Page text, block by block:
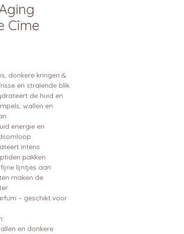
Cîme
donkere kringen &
en stralende blik.
de huid en
wallen en
energie en
intens
pakken
lijntjes aan
maken de
– geschikt voor
en donkere